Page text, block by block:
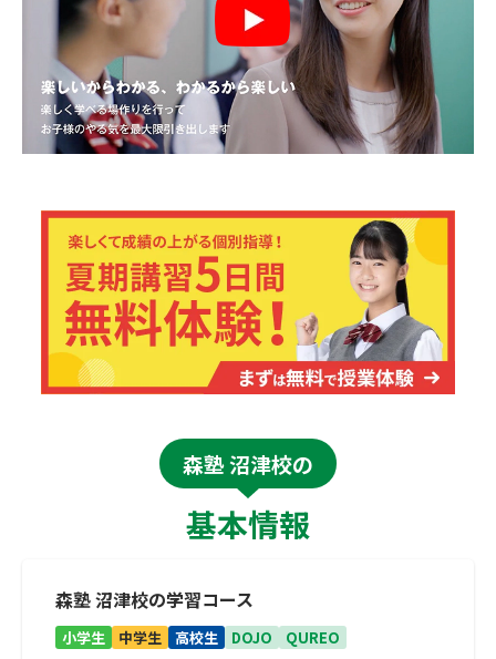
森塾 沼津校の
基本情報
森塾 沼津校の学習コース
小学生 中学生 高校生 DOJO QUREO